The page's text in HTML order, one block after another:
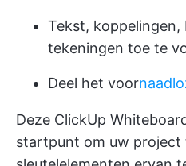
Tekst,
tekeningen toe te
Deel het voor
Deze ClickUp
startpunt om uw project